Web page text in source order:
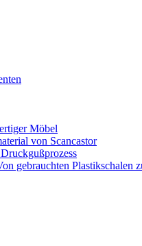
Möbel
von Scancastor
gebrauchten Plastikschalen